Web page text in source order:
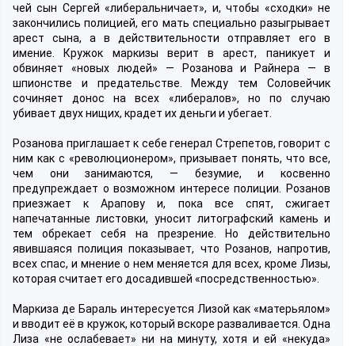
чей сын Сергей «либеральничает», и, чтобы «сходки» не
закончились полицией, его мать специально разыгрывает
арест сына, а в действительности отправляет его в
имение. Кружок маркизы верит в арест, паникует и
обвиняет «новых людей» — Розанова и Райнера — в
шпионстве и предательстве. Между тем Соловейчик
сочиняет донос на всех «либералов», но по случаю
убивает двух нищих, крадет их деньги и убегает.
Розанова приглашает к себе генерал Стрепетов, говорит с
ним как с «революционером», призывает понять, что все,
чем они занимаются, — безумие, и косвенно
предупреждает о возможном интересе полиции. Розанов
приезжает к Арапову и, пока все спят, сжигает
напечатанные листовки, уносит литографский камень и
тем обрекает себя на презрение. Но действительно
явившаяся полиция показывает, что Розанов, напротив,
всех спас, и мнение о нем меняется для всех, кроме Лизы,
которая считает его досадившей «посредственностью».
Маркиза де Бараль интересуется Лизой как «матерьялом»
и вводит её в кружок, который вскоре разваливается. Одна
Лиза «не ослабевает» ни на минуту, хотя и ей «некуда»